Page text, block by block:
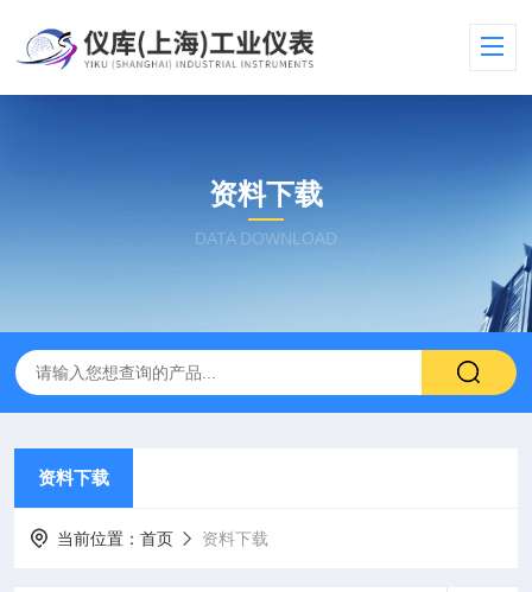
资料下载
DATA DOWNLOAD
资料下载
当前位置： 首页 资料下载